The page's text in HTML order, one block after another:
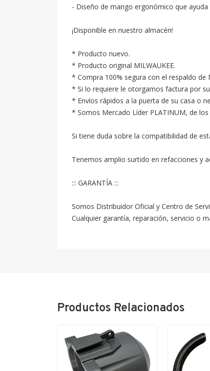
- Diseño de mango ergonómico que
¡Disponible en nuestro almacén!
* Producto nuevo.
* Producto original MILWAUKEE.
* Compra 100% segura con el respaldo de
* Si lo requiere le otorgamos factura por
* Envíos rápidos a la puerta de su casa o
* Somos Mercado Líder PLATINUM, de
Si tiene duda sobre la compatibilidad de
Tenemos amplio surtido en refacciones y
::: GARANTÍA :::
Somos Distribuidor Oficial y Centro de
Cualquier garantía, reparación, servicio o
Productos Relacionados